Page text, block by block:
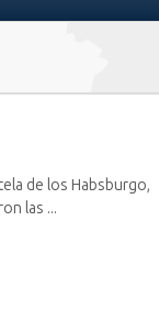
de los Habsburgo,
las ...